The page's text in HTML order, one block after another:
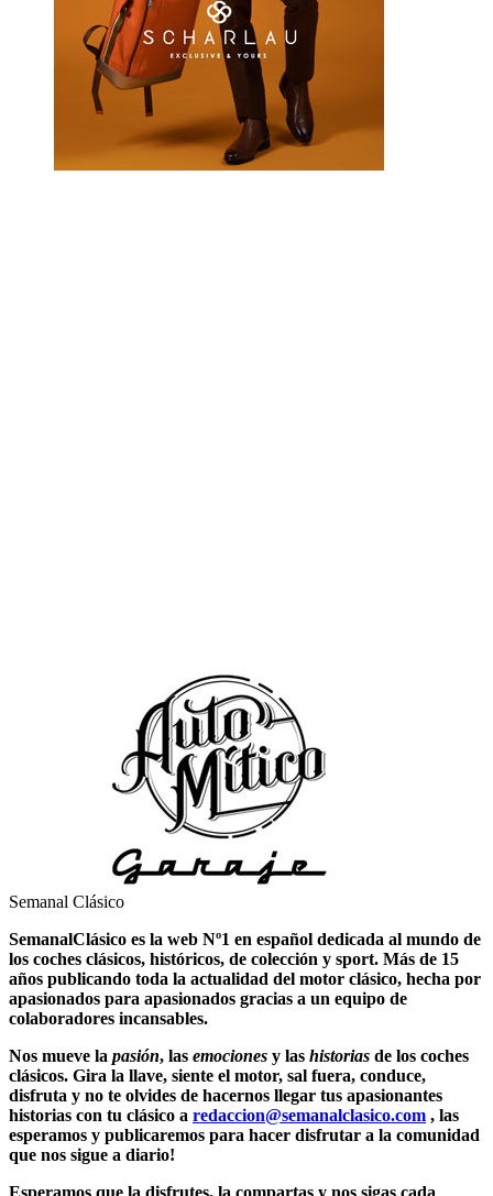
Semanal Clásico
SemanalClásico es la web Nº1 en español dedicada al mundo de
los coches clásicos, históricos, de colección y sport. Más de 15
años publicando toda la actualidad del motor clásico, hecha por
apasionados para apasionados gracias a un equipo de
colaboradores incansables.
Nos mueve la pasión, las emociones y las historias de los coches
clásicos. Gira la llave, siente el motor, sal fuera, conduce,
disfruta y no te olvides de hacernos llegar tus apasionantes
historias con tu clásico a redaccion@semanalclasico.com , las
esperamos y publicaremos para hacer disfrutar a la comunidad
que nos sigue a diario!
Esperamos que la disfrutes, la compartas y nos sigas cada